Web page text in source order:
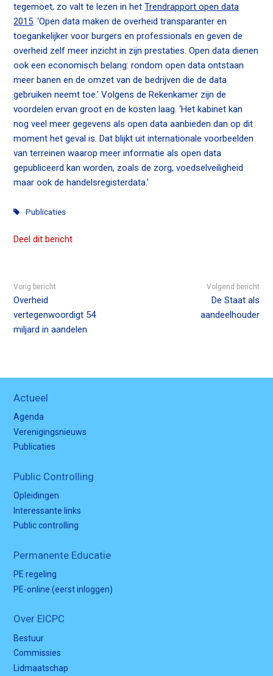
J
u
m
p
t
o
m
a
i
n
c
o
n
e
t
tegemoet, zo valt te lezen in hetTrendrapport open data
2015. ‘Open data maken de overheid transparanter en
toegankelijker voor burgers en professionals en geven de
overheid zelf meer inzicht in zijn prestaties. Open data dienen
ook een economisch belang: rondom open data ontstaan
meer banen en de omzet van de bedrijven die de data
gebruiken neemt toe.’ Volgens de Rekenkamer zijn de
voordelen ervan groot en de kosten laag. ‘Het kabinet kan
nog veel meer gegevens als open data aanbieden dan op dit
moment het geval is. Dat blijkt uit internationale voorbeelden
van terreinen waarop meer informatie als open data
gepubliceerd kan worden, zoals de zorg, voedselveiligheid
maar ook de handelsregisterdata.’
Publicaties
Deel dit bericht
Vorig bericht
Overheid
vertegenwoordigt 54
miljard in aandelen
Volgend bericht
De Staat als
aandeelhouder
Actueel
Agenda
Verenigingsnieuws
Publicaties
Public Controlling
Opleidingen
Interessante links
Public controlling
Permanente Educatie
PE regeling
PE-online (eerst inloggen)
Over EICPC
Bestuur
Commissies
Lidmaatschap